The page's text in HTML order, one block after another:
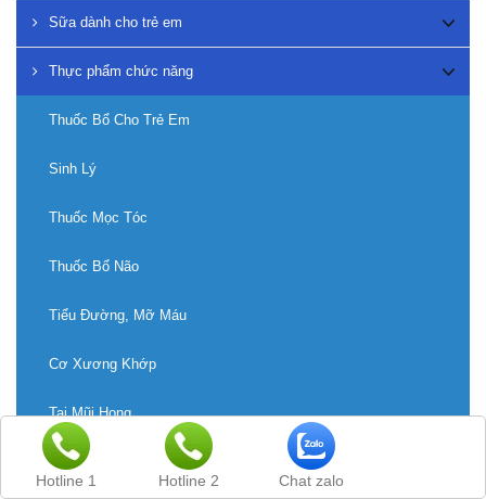
Sữa dành cho trẻ em
Thực phẩm chức năng
Thuốc Bổ Cho Trẻ Em
Sinh Lý
Thuốc Mọc Tóc
Thuốc Bổ Não
Tiểu Đường, Mỡ Máu
Cơ Xương Khớp
Tai Mũi Họng
Thận, Tiết Niệu
Hotline 1 Hotline 2 Chat zalo